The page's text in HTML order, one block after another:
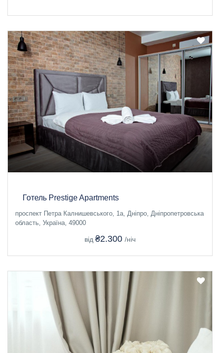
Готель Prestige Apartments
проспект Петра Калнишевського, 1а, Дніпро, Дніпропетровська
область, Україна, 49000
від ₴2.300 /ніч